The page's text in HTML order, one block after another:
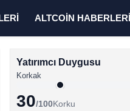
ALTCOİN HABERLERİ
Yatırımcı Duygusu
Korkak
30/100Korku